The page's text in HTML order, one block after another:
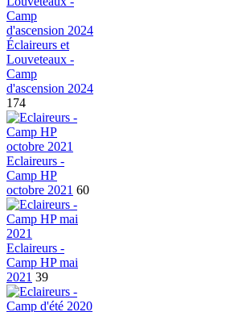
Éclaireurs et
Louveteaux -
Camp
d'ascension 2024
174
Eclaireurs -
Camp HP
octobre 2021 60
Eclaireurs -
Camp HP mai
2021 39